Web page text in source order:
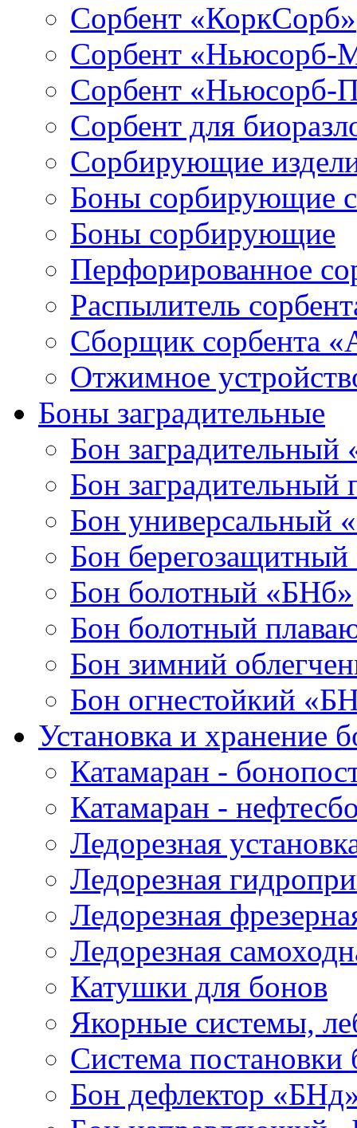
Сорбент «КоркСорб»
Сорбент «Ньюсорб-
Сорбент «Ньюсорб-
Сорбент для
Сорбирующие
Боны сорбирующие
Боны сорбирующие
Перфорированное
Распылитель
Сборщик сорбента
Отжимное
Боны заградительные
Бон заградительный
Бон
Бон универсальный
Бон
Бон болотный «БНб»
Бон болотный
Бон зимний
Бон огнестойкий
Установка и хранение
Катамаран -
Катамаран -
Ледорезная
Ледорезная
Ледорезная
Ледорезная
Катушки для бонов
Якорные системы,
Система
Бон дефлектор